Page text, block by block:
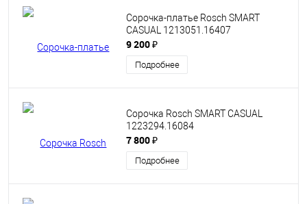
Сорочка-платье Rosch SMART
CASUAL 1213051.16407
9 200 ₽
Подробнее
Сорочка Rosch SMART CASUAL
1223294.16084
7 800 ₽
Подробнее